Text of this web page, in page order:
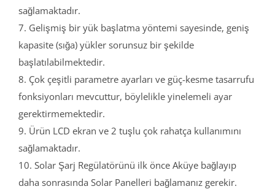
sağlamaktadır.
7. Gelişmiş bir yük başlatma yöntemi sayesinde, geniş
kapasite (sığa) yükler sorunsuz bir şekilde
başlatılabilmektedir.
8. Çok çeşitli parametre ayarları ve güç-kesme tasarrufu
fonksiyonları mevcuttur, böylelikle yinelemeli ayar
gerektirmemektedir.
9. Ürün LCD ekran ve 2 tuşlu çok rahatça kullanımını
sağlamaktadır.
10. Solar Şarj Regülatörünü ilk önce Aküye bağlayıp
daha sonrasında Solar Panelleri bağlamanız gerekir.